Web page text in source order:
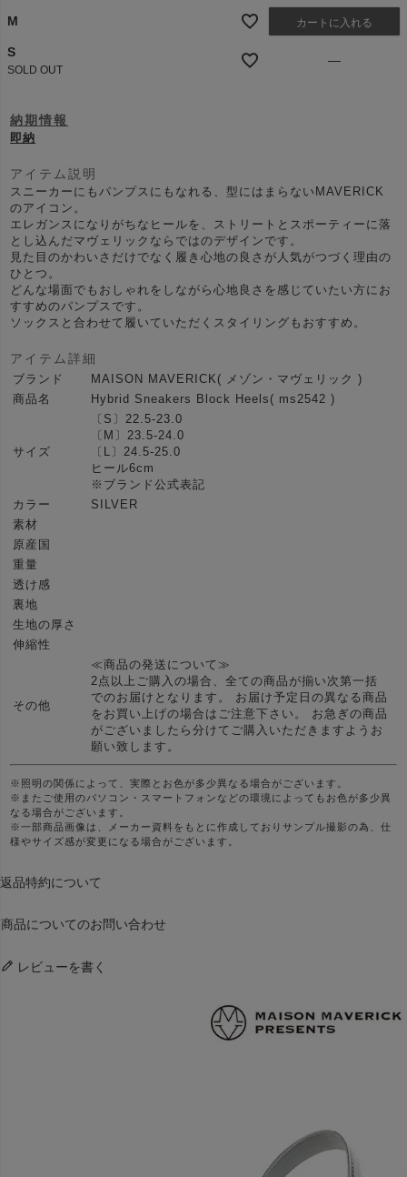
M カートに入れる
S
SOLD OUT
—
納期情報
即納
アイテム説明
スニーカーにもパンプスにもなれる、型にはまらないMAVERICK
のアイコン。
エレガンスになりがちなヒールを、ストリートとスポーティーに落
とし込んだマヴェリックならではのデザインです。
見た目のかわいさだけでなく履き心地の良さが人気がつづく理由の
ひとつ。
どんな場面でもおしゃれをしながら心地良さを感じていたい方にお
すすめのパンプスです。
ソックスと合わせて履いていただくスタイリングもおすすめ。
アイテム詳細
ブランド
MAISON MAVERICK( メゾン・マヴェリック )
商品名
Hybrid Sneakers Block Heels( ms2542 )
サイズ
〔S〕22.5-23.0
〔M〕23.5-24.0
〔L〕24.5-25.0
ヒール6cm
※ブランド公式表記
カラー
SILVER
素材
原産国
重量
透け感
裏地
生地の厚さ
伸縮性
その他
≪商品の発送について≫
2点以上ご購入の場合、全ての商品が揃い次第一括
でのお届けとなります。 お届け予定日の異なる商品
をお買い上げの場合はご注意下さい。 お急ぎの商品
がございましたら分けてご購入いただきますようお
願い致します。
※照明の関係によって、実際とお色が多少異なる場合がございます。
※またご使用のパソコン・スマートフォンなどの環境によってもお色が多少異
なる場合がございます。
※一部商品画像は、メーカー資料をもとに作成しておりサンプル撮影の為、仕
様やサイズ感が変更になる場合がございます。
返品特約について
商品についてのお問い合わせ
レビューを書く